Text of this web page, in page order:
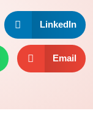
LinkedIn
Email